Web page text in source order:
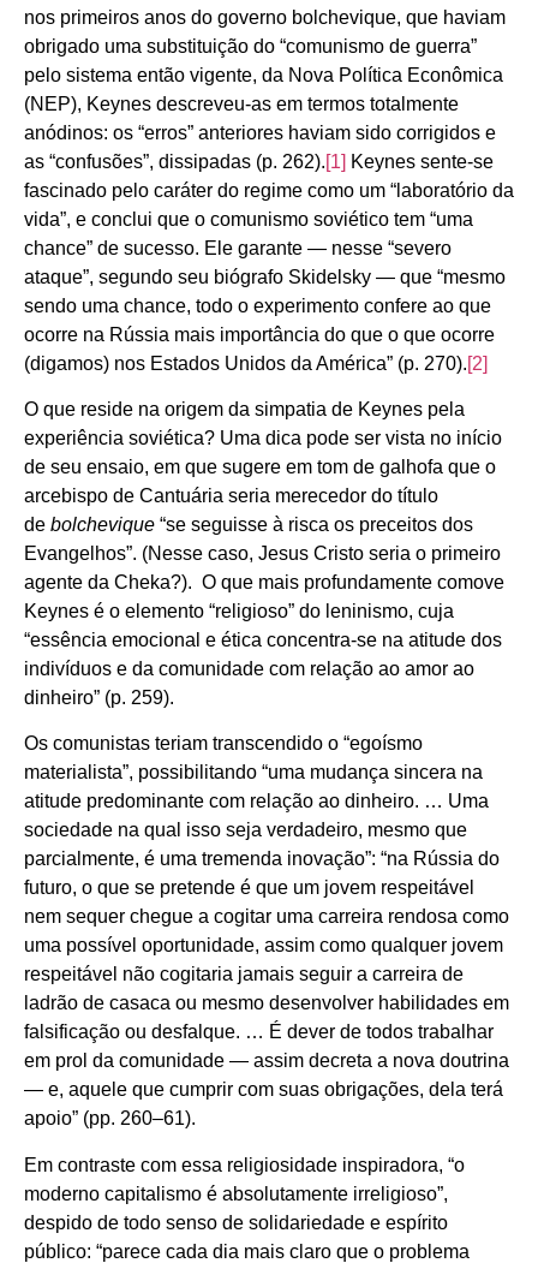
nos primeiros anos do governo bolchevique, que haviam
obrigado uma substituição do “comunismo de guerra”
pelo sistema então vigente, da Nova Política Econômica
(NEP), Keynes descreveu-as em termos totalmente
anódinos: os “erros” anteriores haviam sido corrigidos e
as “confusões”, dissipadas (p. 262).[1] Keynes sente-se
fascinado pelo caráter do regime como um “laboratório da
vida”, e conclui que o comunismo soviético tem “uma
chance” de sucesso. Ele garante — nesse “severo
ataque”, segundo seu biógrafo Skidelsky — que “mesmo
sendo uma chance, todo o experimento confere ao que
ocorre na Rússia mais importância do que o que ocorre
(digamos) nos Estados Unidos da América” (p. 270).[2]
O que reside na origem da simpatia de Keynes pela
experiência soviética? Uma dica pode ser vista no início
de seu ensaio, em que sugere em tom de galhofa que o
arcebispo de Cantuária seria merecedor do título
de bolchevique “se seguisse à risca os preceitos dos
Evangelhos”. (Nesse caso, Jesus Cristo seria o primeiro
agente da Cheka?). O que mais profundamente comove
Keynes é o elemento “religioso” do leninismo, cuja
“essência emocional e ética concentra-se na atitude dos
indivíduos e da comunidade com relação ao amor ao
dinheiro” (p. 259).
Os comunistas teriam transcendido o “egoísmo
materialista”, possibilitando “uma mudança sincera na
atitude predominante com relação ao dinheiro. … Uma
sociedade na qual isso seja verdadeiro, mesmo que
parcialmente, é uma tremenda inovação”: “na Rússia do
futuro, o que se pretende é que um jovem respeitável
nem sequer chegue a cogitar uma carreira rendosa como
uma possível oportunidade, assim como qualquer jovem
respeitável não cogitaria jamais seguir a carreira de
ladrão de casaca ou mesmo desenvolver habilidades em
falsificação ou desfalque. … É dever de todos trabalhar
em prol da comunidade — assim decreta a nova doutrina
— e, aquele que cumprir com suas obrigações, dela terá
apoio” (pp. 260–61).
Em contraste com essa religiosidade inspiradora, “o
moderno capitalismo é absolutamente irreligioso”,
despido de todo senso de solidariedade e espírito
público: “parece cada dia mais claro que o problema